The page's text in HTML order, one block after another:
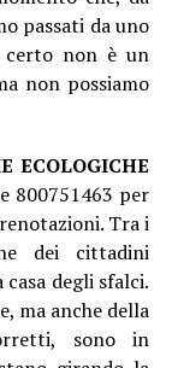
passati da uno
certo non è un
non possiamo
ECOLOGICHE
800751463 per
Tra i
dei cittadini
degli sfalci.
ma anche della
sono in